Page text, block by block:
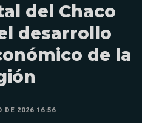
del Chaco
desarrollo
de la
DE 2026 16:56